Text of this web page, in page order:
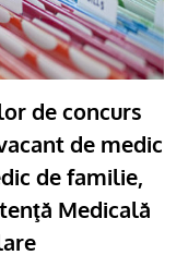
de concurs
de medic
de familie,
Medicală